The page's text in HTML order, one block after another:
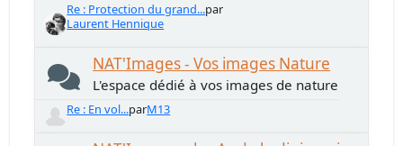
Re : Protection du grand...par
Laurent Hennique
NAT'Images - Vos images Nature
L'espace dédié à vos images de nature
Re : En vol...parM13